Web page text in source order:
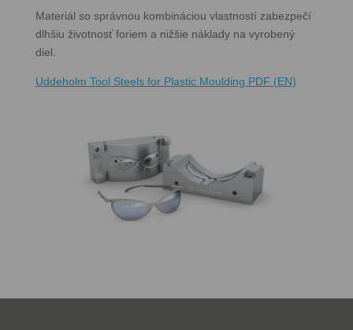
Materiál so správnou kombináciou vlastností zabezpečí
dlhšiu životnosť foriem a nižšie náklady na vyrobený
diel.
Uddeholm Tool Steels for Plastic Moulding PDF (EN)